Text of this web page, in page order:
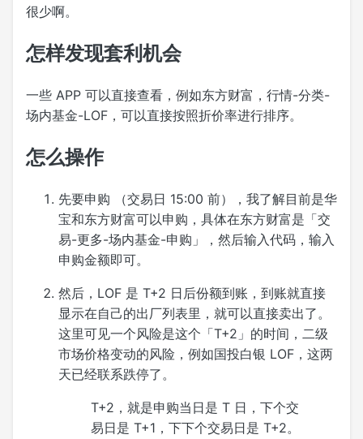
很少啊。
怎样发现套利机会
一些 APP 可以直接查看，例如东方财富，行情-分类-
场内基金-LOF，可以直接按照折价率进行排序。
怎么操作
先要申购 （交易日 15:00 前），我了解目前是华
宝和东方财富可以申购，具体在东方财富是「交
易-更多-场内基金-申购」，然后输入代码，输入
申购金额即可。
然后，LOF 是 T+2 日后份额到账，到账就直接
显示在自己的出厂列表里，就可以直接卖出了。
这里可见一个风险是这个「T+2」的时间，二级
市场价格变动的风险，例如国投白银 LOF，这两
天已经联系跌停了。
T+2，就是申购当日是 T 日，下个交
易日是 T+1，下下个交易日是 T+2。